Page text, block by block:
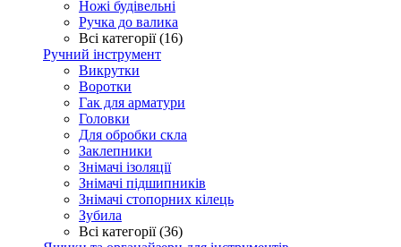
Ножі будівельні
Ручка до валика
Всі категорії (16)
Ручний інструмент
Викрутки
Воротки
Гак для арматури
Головки
Для обробки скла
Заклепники
Знімачі ізоляції
Знімачі підшипників
Знімачі стопорних кілець
Зубила
Всі категорії (36)